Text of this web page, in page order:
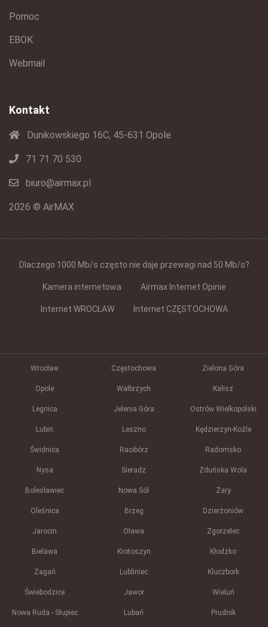
Pomoc
EBOK
Webmail
Kontakt
Dunikowskiego 16C, 45-631 Opole
71 71 70 530
biuro@airmax.pl
2026 © AirMAX
Dlaczego 1000 Mb/s często nie daje przewagi nad 50 Mb/s?
Kamera internetowa Airmax Internet Opinie
Internet WROCŁAW Internet CZĘSTOCHOWA
Wrocław Częstochowa Zielona Góra
Opole Wałbrzych Kalisz
Legnica Jelenia Góra Ostrów Wielkopolski
Lubin Leszno Kędzierzyn-Koźle
Świdnica Racibórz Radomsko
Nysa Sieradz Zduńska Wola
Bolesławiec Nowa Sól Żary
Oleśnica Brzeg Dzierżoniów
Jarocin Oława Zgorzelec
Bielawa Krotoszyn Kłodzko
Żagań Lubliniec Kluczbork
Świebodzice Jawor Wieluń
Nowa Ruda - Słupiec Lubań Prudnik